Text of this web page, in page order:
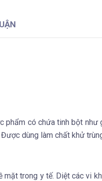
có chứa tinh bột như
dùng làm chất khử
mặt trong y tế. Diệt các vi